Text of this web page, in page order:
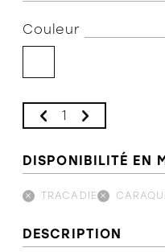
Couleur
DISPONIBILITÉ EN
TRACADIE
DESCRIPTION